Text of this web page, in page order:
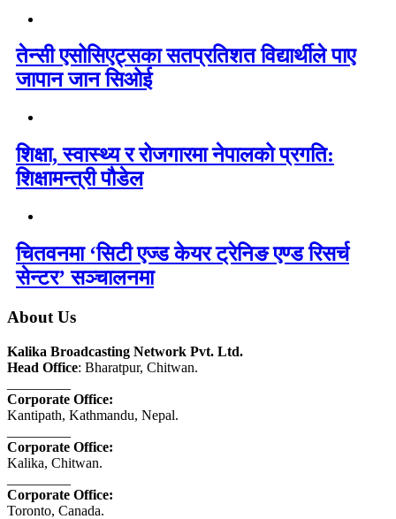
तेन्सी एसोसिएट्सका सतप्रतिशत विद्यार्थीले पाए
जापान जान सिओई
शिक्षा, स्वास्थ्य र रोजगारमा नेपालको प्रगति:
शिक्षामन्त्री पौडेल
चितवनमा ‘सिटी एज्ड केयर ट्रेनिङ एण्ड रिसर्च
सेन्टर’ सञ्चालनमा
About Us
Kalika Broadcasting Network Pvt. Ltd.
Head Office: Bharatpur, Chitwan.
Corporate Office:
Kantipath, Kathmandu, Nepal.
Corporate Office:
Kalika, Chitwan.
Corporate Office:
Toronto, Canada.